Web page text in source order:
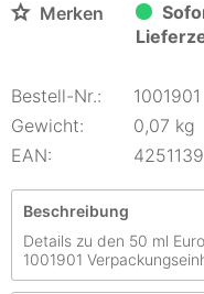
Merken
Bestell-Nr.:
1001901
Gewicht:
0,07 kg
EAN:
Beschreibung
Details zu den 50 ml
1001901